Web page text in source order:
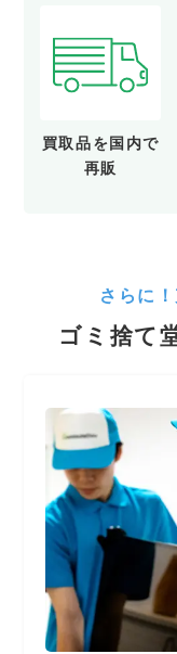
買取品を国内で
再販
さらに
ゴミ捨て